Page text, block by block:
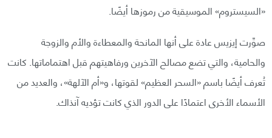
«السيستروم» الموسيقية من رموزها أيضًا.
صوِّرت إيزيس عادة على أنها المانحة والمعطاءة والأم والزوجة
والحامية، والتي تضع مصالح الآخرين ورفاهيتهم قبل اهتماماتها. كانت
تُعرف أيضًا باسم «السحر العظيم» لقوتها، و«أم الآلهة»، والعديد من
الأسماء الأخرى اعتمادًا على الدور الذي كانت تؤديه آنذاك.